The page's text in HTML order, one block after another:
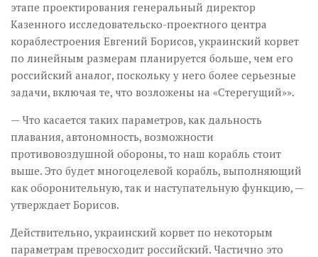
этапе проектирования генеральный директор
Казенного исследовательско-проектного центра
кораблестроения Евгений Борисов, украинский корвет
по линейным размерам планируется больше, чем его
российский аналог, поскольку у него более серьезные
задачи, включая те, что возложены на «Стерегущий»».
— Что касается таких параметров, как дальность
плавания, автономность, возможности
противовоздушной обороны, то наш корабль стоит
выше. Это будет многоцелевой корабль, выполняющий
как оборонительную, так и наступательную функцию, —
утверждает Борисов.
Действительно, украинский корвет по некоторым
параметрам превосходит российский. Частично это